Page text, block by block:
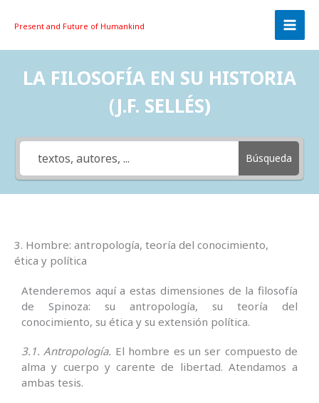
Present and Future of Humankind
LA FILOSOFÍA EN SU HISTORIA
(J.F. SELLÉS)
Búsqueda
3. Hombre: antropología, teoría del conocimiento,
ética y política
Atenderemos aquí a estas dimensiones de la filosofía
de Spinoza: su antropología, su teoría del
conocimiento, su ética y su extensión política.
3.1. Antropología. El hombre es un ser compuesto de
alma y cuerpo y carente de libertad. Atendamos a
ambas tesis.